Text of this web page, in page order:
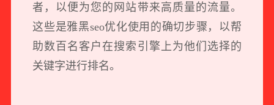
者，以便为您的网站带来高质量的流量。
这些是雅黑seo优化使用的确切步骤，以帮
助数百名客户在搜索引擎上为他们选择的
关键字进行排名。